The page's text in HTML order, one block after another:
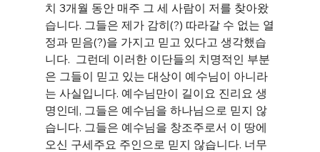
치 3개월 동안 매주 그 세 사람이 저를 찾아왔
습니다. 그들은 제가 감히(?) 따라갈 수 없는 열
정과 믿음(?)을 가지고 믿고 있다고 생각했습
니다.  그런데 이러한 이단들의 치명적인 부분
은 그들이 믿고 있는 대상이 예수님이 아니라
는 사실입니다. 예수님만이 길이요 진리요 생
명인데, 그들은 예수님을 하나님으로 믿지 않
습니다. 그들은 예수님을 창조주로서 이 땅에
오신 구세주요 주인으로 믿지 않습니다. 너무